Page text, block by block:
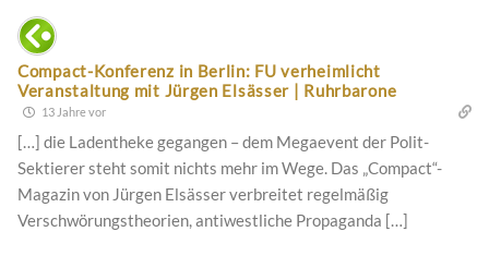
Compact-Konferenz in Berlin: FU verheimlicht
Veranstaltung mit Jürgen Elsässer | Ruhrbarone
13 Jahre vor
[…] die Ladentheke gegangen – dem Megaevent der Polit-
Sektierer steht somit nichts mehr im Wege. Das „Compact“-
Magazin von Jürgen Elsässer verbreitet regelmäßig
Verschwörungstheorien, antiwestliche Propaganda […]